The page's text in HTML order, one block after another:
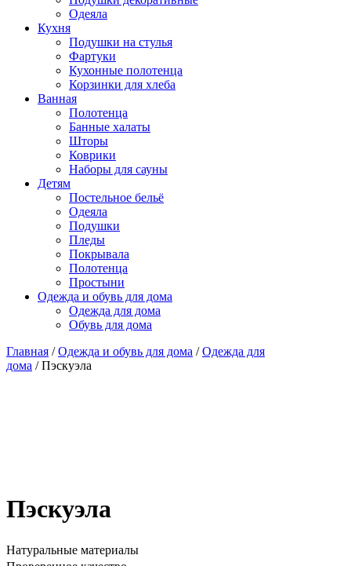
Одеяла
Кухня
Подушки на стулья
Фартуки
Кухонные полотенца
Корзинки для хлеба
Ванная
Полотенца
Банные халаты
Шторы
Коврики
Наборы для сауны
Детям
Постельное бельё
Одеяла
Подушки
Пледы
Покрывала
Полотенца
Простыни
Одежда и обувь для дома
Одежда для дома
Обувь для дома
Главная /Одежда и обувь для дома /Одежда для
дома / Пэскуэла
Пэскуэла
Натуральные материалы